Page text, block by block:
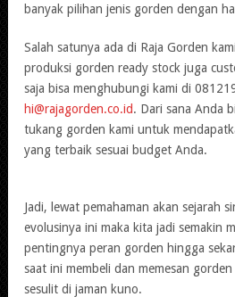
banyak pilihan jenis gorden dengan
Salah satunya ada di Raja Gorden
produksi gorden ready stock juga
saja bisa menghubungi kami di
hi@rajagorden.co.id. Dari sana Anda
tukang gorden kami untuk
yang terbaik sesuai budget Anda.
Jadi, lewat pemahaman akan sejarah
evolusinya ini maka kita jadi semakin
pentingnya peran gorden hingga
saat ini membeli dan memesan
sesulit di jaman kuno.